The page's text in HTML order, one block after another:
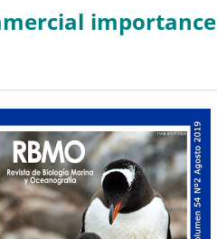
importance